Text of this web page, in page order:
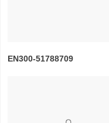
EN300-51788709